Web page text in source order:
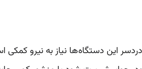
این دستگاه‌ها نیاز به نیرو